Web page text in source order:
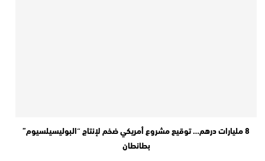
8 مليارات درهم… توقيع مشروع أمريكي ضخم لإنتاج “البوليسيلسيوم”
بطانطان